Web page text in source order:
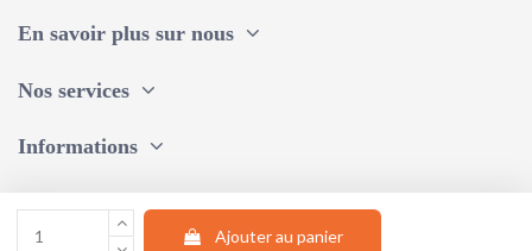
Ajouter au panier
En savoir plus sur nous
Nos services
Informations